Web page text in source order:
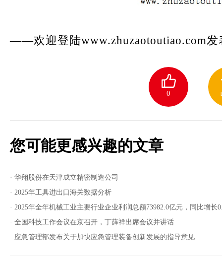
——欢迎登陆www.zhuzaotoutiao.com发
0
您可能更感兴趣的文章
· 华翔股份在天津成立精密制造公司
· 2025年工具进出口海关数据分析
· 2025年全年机械工业主要行业企业利润总额73982.0亿元，同比增长
· 全国科技工作会议在京召开，丁薛祥出席会议并讲话
· 应急管理部发布关于加快应急管理装备创新发展的指导意见